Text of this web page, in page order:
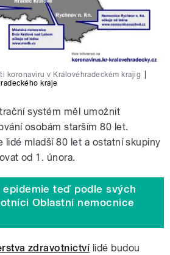
koronaviru v Královéhradeckém krajig
kraje
systém měl umožnit
osobám starším 80 let.
lidé mladší 80 let a ostatní skupiny
od 1. února.
epidemie teď podle svých
Oblastní nemocnice
zdravotnictvílidé budou